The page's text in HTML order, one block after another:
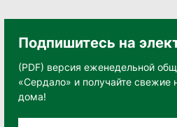
Подпишитесь на
(PDF) версия еженедельной
«Сердало» и получайте свежие
дома!